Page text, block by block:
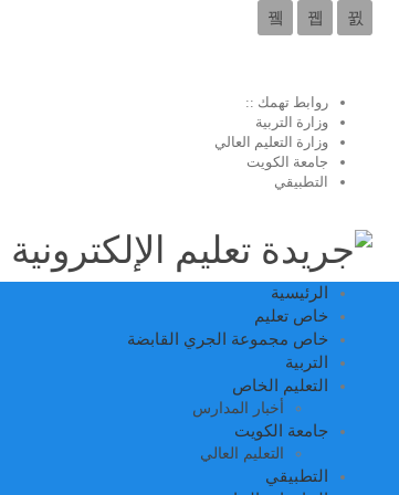
روابط تهمك ::
وزارة التربية
وزارة التعليم العالي
جامعة الكويت
التطبيقي
الرئيسية
خاص تعليم
خاص مجموعة الجري القابضة
التربية
التعليم الخاص
أخبار المدارس
جامعة الكويت
التعليم العالي
التطبيقي